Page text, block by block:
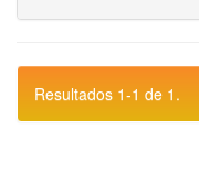
Resultados 1-1 de 1.